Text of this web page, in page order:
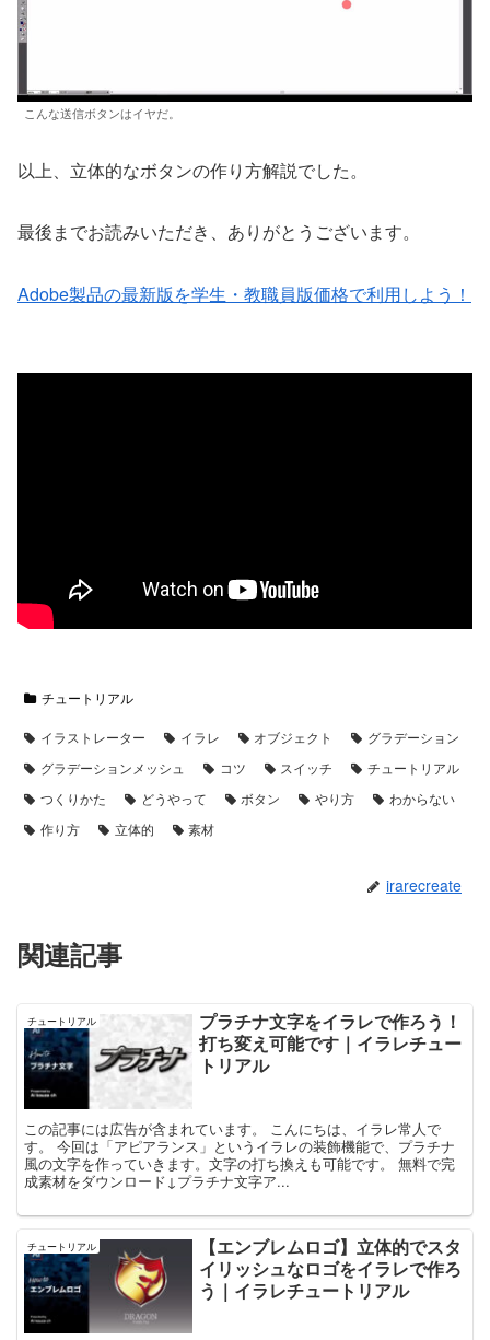
こんな送信ボタンはイヤだ。
以上、立体的なボタンの作り方解説でした。
最後までお読みいただき、ありがとうございます。
Adobe製品の最新版を学生・教職員版価格で利用しよう！
チュートリアル
イラストレーター イラレ オブジェクト
グラデーション
グラデーションメッシュ
コツ スイッチ
チュートリアル
つくりかた
どうやって ボタン やり方
わからない
作り方
立体的 素材
irarecreate
関連記事
チュートリアル
プラチナ文字をイラレで作ろう！
打ち変え可能です｜イラレチュー
トリアル
この記事には広告が含まれています。 こんにちは、イラレ常人で
す。 今回は「アピアランス」というイラレの装飾機能で、プラチナ
風の文字を作っていきます。文字の打ち換えも可能です。 無料で完
成素材をダウンロード↓プラチナ文字ア...
チュートリアル
【エンブレムロゴ】立体的でスタ
イリッシュなロゴをイラレで作ろ
う｜イラレチュートリアル